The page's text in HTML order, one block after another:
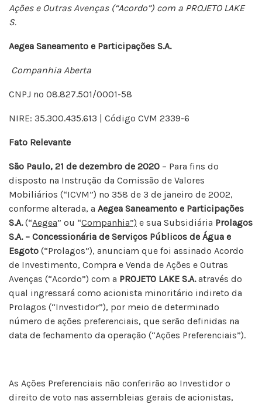
Ações e Outras Avenças (“Acordo”) com a PROJETO LAKE
S.
Aegea Saneamento e Participações S.A.
Companhia Aberta
CNPJ nº 08.827.501/0001-58
NIRE: 35.300.435.613 | Código CVM 2339-6
Fato Relevante
São Paulo, 21 de dezembro de 2020 – Para fins do
disposto na Instrução da Comissão de Valores
Mobiliários (“ICVM”) nº 358 de 3 de janeiro de 2002,
conforme alterada, a Aegea Saneamento e Participações
S.A.(“Aegea” ou “Companhia”) e sua Subsidiária Prolagos
S.A. – Concessionária de Serviços Públicos de Água e
Esgoto (“Prolagos”), anunciam que foi assinado Acordo
de Investimento, Compra e Venda de Ações e Outras
Avenças (“Acordo”) com a PROJETO LAKE S.A.através do
qual ingressará como acionista minoritário indireto da
Prolagos (“Investidor”), por meio de determinado
número de ações preferenciais, que serão definidas na
data de fechamento da operação (“Ações Preferenciais”).
As Ações Preferenciais não conferirão ao Investidor o
direito de voto nas assembleias gerais de acionistas,